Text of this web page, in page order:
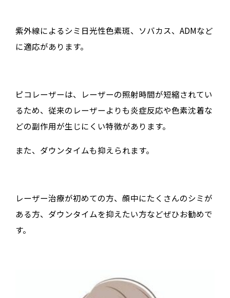
紫外線によるシミ日光性色素斑、ソバカス、ADMなど
に適応があります。
ピコレーザーは、レーザーの照射時間が短縮されてい
るため、従来のレーザーよりも炎症反応や色素沈着な
どの副作用が生じにくい特徴があります。
また、ダウンタイムも抑えられます。
レーザー治療が初めての方、顔中にたくさんのシミが
ある方、ダウンタイムを抑えたい方などぜひお勧めで
す。